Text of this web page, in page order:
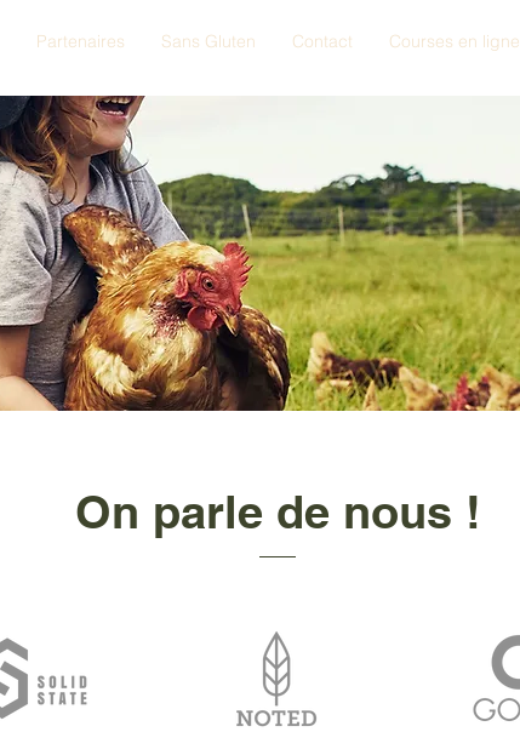
Partenaires Sans Gluten Contact Courses en ligne
On parle de nous !